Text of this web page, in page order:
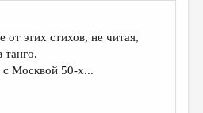
от этих стихов, не читая,
танго.
с Москвой 50-х...